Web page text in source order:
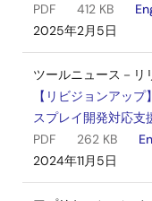
PDF
412 KB
2025年2月5日
ツールニュース－リ
【リビジョンアッ
スプレイ開発対応支
PDF
262 KB
2024年11月5日